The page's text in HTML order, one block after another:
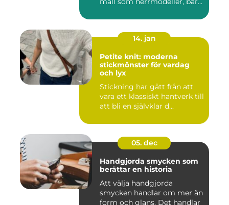
14. jan
Petite knit: moderna
stickmönster för vardag
och lyx
Stickning har gått från att
vara ett klassiskt hantverk till
att bli en självklar d...
05. dec
Handgjorda smycken som
berättar en historia
Att välja handgjorda
smycken handlar om mer än
form och glans. Det handlar